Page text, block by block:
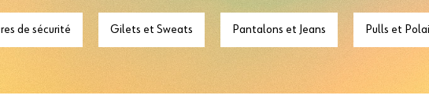
de sécurité Gilets et Sweats Pantalons et Jeans Pulls et